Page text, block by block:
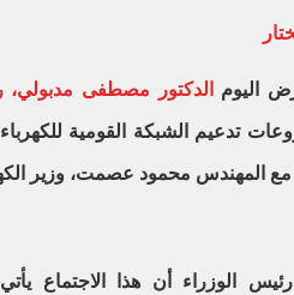
اليوم الدكتور مصطفى
تدعيم الشبكة القومية
المهندس محمود عصمت، وزير
رئيس الوزراء أن هذا الاجتماع